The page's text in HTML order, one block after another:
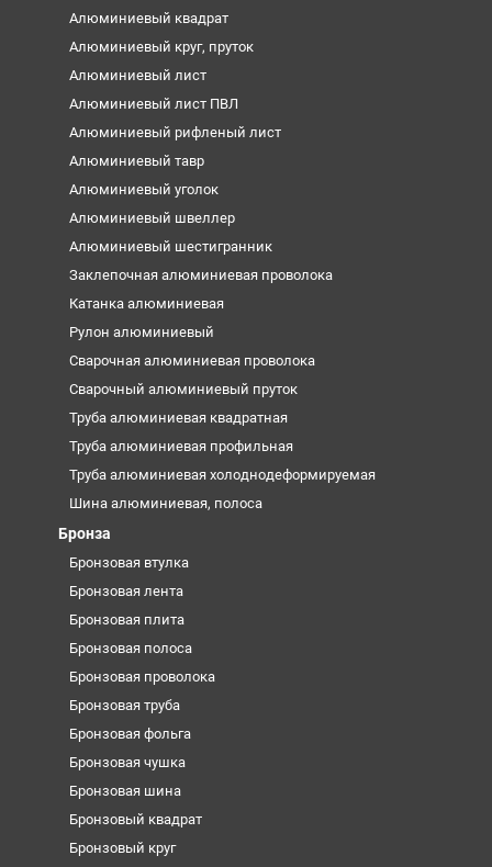
Алюминиевый квадрат
Алюминиевый круг, пруток
Алюминиевый лист
Алюминиевый лист ПВЛ
Алюминиевый рифленый лист
Алюминиевый тавр
Алюминиевый уголок
Алюминиевый швеллер
Алюминиевый шестигранник
Заклепочная алюминиевая проволока
Катанка алюминиевая
Рулон алюминиевый
Сварочная алюминиевая проволока
Сварочный алюминиевый пруток
Труба алюминиевая квадратная
Труба алюминиевая профильная
Труба алюминиевая холоднодеформируемая
Шина алюминиевая, полоса
Бронза
Бронзовая втулка
Бронзовая лента
Бронзовая плита
Бронзовая полоса
Бронзовая проволока
Бронзовая труба
Бронзовая фольга
Бронзовая чушка
Бронзовая шина
Бронзовый квадрат
Бронзовый круг